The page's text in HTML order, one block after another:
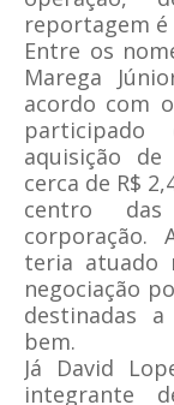
reportagem é
Entre os
Marega
acordo com
aquisição
cerca de R$
centro das
corporação.
teria atuado
negociação
destinadas
bem.
Já David
integrante